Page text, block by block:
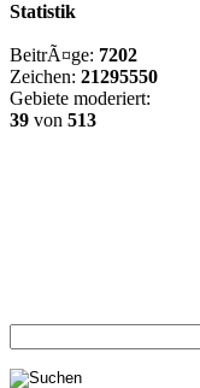
Statistik
BeitrÃ¤ge: 7202
Zeichen: 21295550
Gebiete moderiert:
39 von 513